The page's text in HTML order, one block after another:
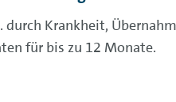
Krankheit,
für bis zu 12 Monate.